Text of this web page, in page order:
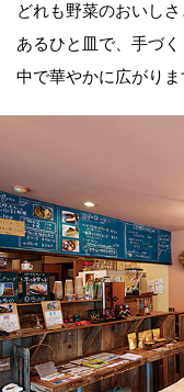
どれも野菜のおいし
あるひと皿で、手づ
中で華やかに広がりま